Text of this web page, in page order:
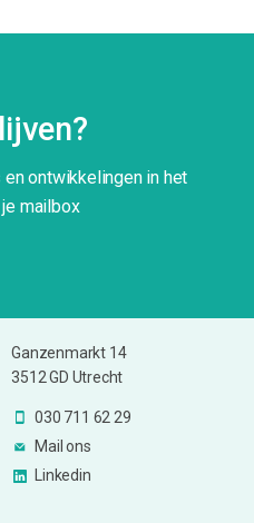
ontwikkelingen in het
mailbox
Ganzenmarkt 14
3512 GD Utrecht
030 711 62 29
Mail ons
Linkedin